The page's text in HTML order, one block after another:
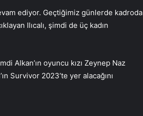
ediyor. Geçtiğimiz günlerde kadroda
Ilıcalı, şimdi de üç kadın
Alkan’ın oyuncu kızı Zeynep Naz
Survivor 2023’te yer alacağını